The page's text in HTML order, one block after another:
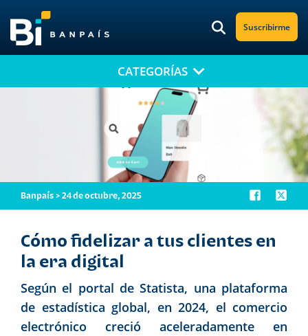
Suscribirme
¡No te pierdas nuestro nuevo contenido!
Suscríbete a nuestro blog y recibe mensualmente en tu correo
electrónico, las noticias más relevantes.
CATEGORÍAS
Banpaís > 24 de octubre, 2025
Cómo fidelizar a tus clientes en
la era digital
Según el portal de Statista, una plataforma
de estadística global, en 2024, el comercio
electrónico creció aceleradamente en